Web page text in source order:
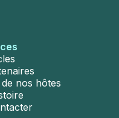
nos hôtes